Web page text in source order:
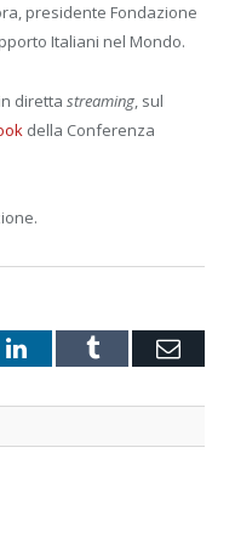
presidente Fondazione
Italiani nel Mondo.
diretta streaming , sul
della Conferenza
LinkedInTumblr